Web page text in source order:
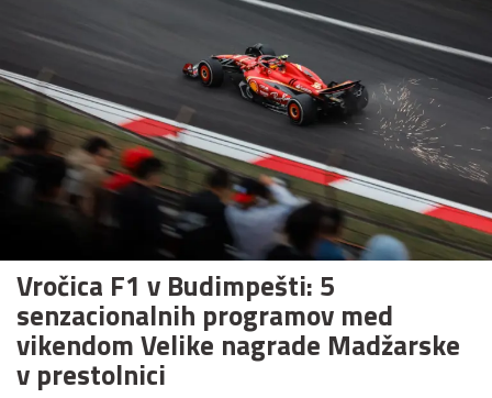
Vročica F1 v Budimpešti: 5
senzacionalnih programov med
vikendom Velike nagrade Madžarske
v prestolnici